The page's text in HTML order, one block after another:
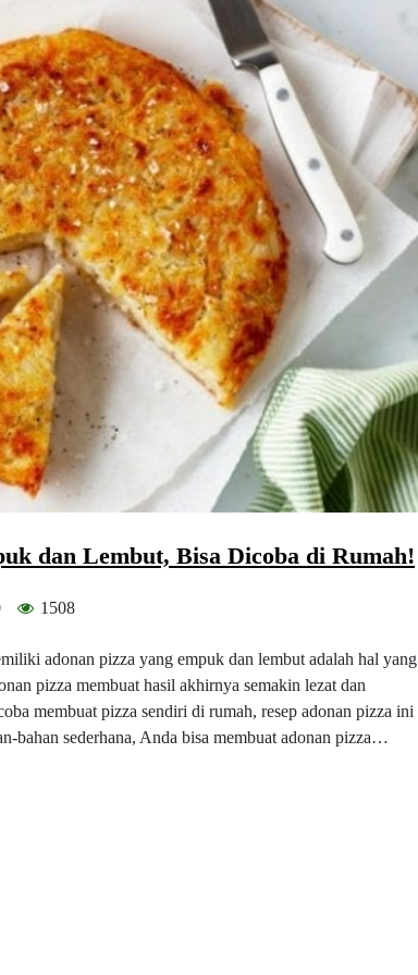
dan Lembut, Bisa Dicoba di Rumah!
1508
adonan pizza yang empuk dan lembut adalah hal yang
pizza membuat hasil akhirnya semakin lezat dan
membuat pizza sendiri di rumah, resep adonan pizza ini
bahan sederhana, Anda bisa membuat adonan pizza…